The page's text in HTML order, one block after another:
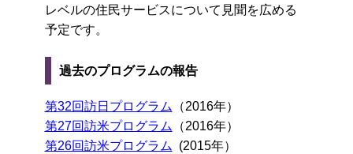
レベルの住民サービスについて見聞を広める
予定です。
過去のプログラムの報告
第32回訪日プログラム （2016年）
第27回訪米プログラム （2016年）
第26回訪米プログラム (2015年）